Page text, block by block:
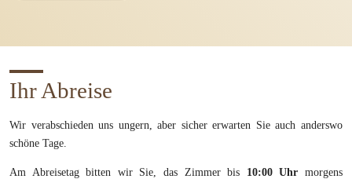
Ihr Abreise
Wir verabschieden uns ungern, aber sicher erwarten Sie auch anderswo
schöne Tage.
Am Abreisetag bitten wir Sie, das Zimmer bis 10:00 Uhr morgens